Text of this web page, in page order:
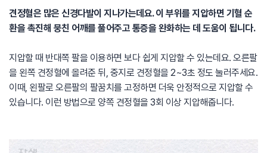
견정혈은 많은 신경다발이 지나가는데요. 이 부위를 지압하면 기혈 순
환을 촉진해 뭉친 어깨를 풀어주고 통증을 완화하는 데 도움이 됩니다.
지압할 때 반대쪽 팔을 이용하면 보다 쉽게 지압할 수 있는데요. 오른팔
을 왼쪽 견정혈에 올려준 뒤, 중지로 견정혈을 2~3초 정도 눌러주세요.
이때, 왼팔로 오른팔의 팔꿈치를 고정하면 더욱 안정적으로 지압할 수
있습니다. 이런 방법으로 양쪽 견정혈을 3회 이상 지압해줍니다.